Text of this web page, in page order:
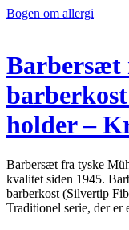
Bogen om allergi
Barbersæt
holder –
Barbersæt fra tyske
kvalitet siden 1945.
barberkost (Silvertip
Traditionel serie, der er